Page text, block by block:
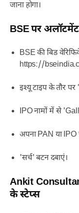
जाना होगा।
BSE पर
BSE की बिड
https://
इश्यू टाइप के तौर पर
IPO नामों में से
अपना PAN या
'सर्च' बटन दबाएं।
Ankit
के स्टेप्स